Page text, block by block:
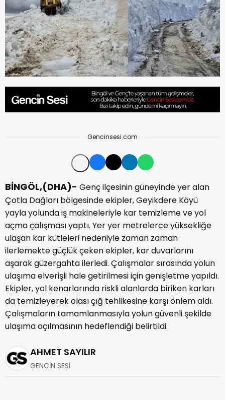
Gencinsesi.com
BİNGÖL,(DHA)- Genç ilçesinin güneyinde yer alan
Çotla Dağları bölgesinde ekipler, Geyikdere Köyü
yayla yolunda iş makineleriyle kar temizleme ve yol
açma çalışması yaptı. Yer yer metrelerce yüksekliğe
ulaşan kar kütleleri nedeniyle zaman zaman
ilerlemekte güçlük çeken ekipler, kar duvarlarını
aşarak güzergahta ilerledi. Çalışmalar sırasında yolun
ulaşıma elverişli hale getirilmesi için genişletme yapıldı.
Ekipler, yol kenarlarında riskli alanlarda biriken karları
da temizleyerek olası çığ tehlikesine karşı önlem aldı.
Çalışmaların tamamlanmasıyla yolun güvenli şekilde
ulaşıma açılmasının hedeflendiği belirtildi.
AHMET SAYILIR
GENCİN SESİ